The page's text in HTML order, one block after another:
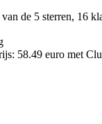
de 5 sterren, 16
58.49 euro met